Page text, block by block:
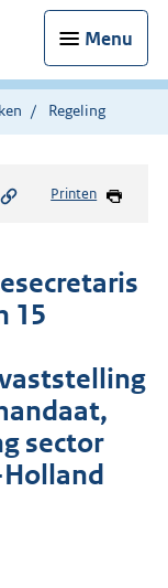
Menu
Regeling
Printen
15
sector